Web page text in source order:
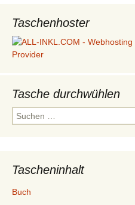
Taschenhoster
Tasche durchwühlen
Suchen
nach:
Tascheninhalt
Buch